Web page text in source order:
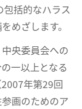
括的なハラス
めざします。
央委員会への
一以上となる
年第29回
画のためのア